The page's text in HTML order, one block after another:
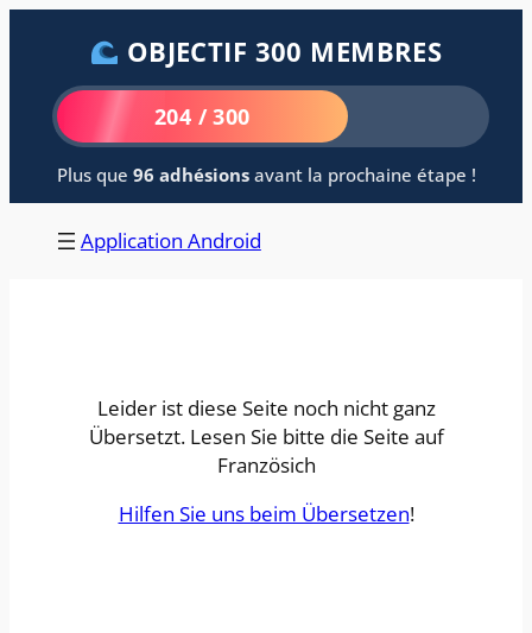
contenu
OBJECTIF 300 MEMBRES
204 / 300
Plus que 96 adhésionsavant la prochaine étape !
Application Android
Leider ist diese Seite noch nicht ganz
Übersetzt. Lesen Sie bitte die Seite auf
Französich
Hilfen Sie uns beim Übersetzen!